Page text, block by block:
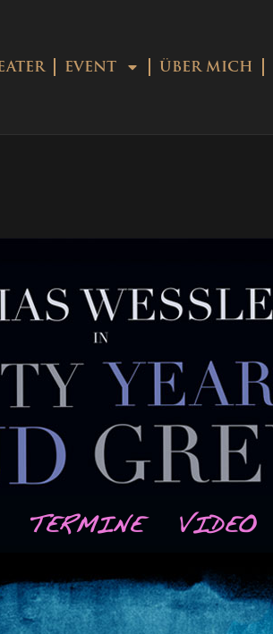
EVENT ÜBER MICH
TERMINE VIDEO